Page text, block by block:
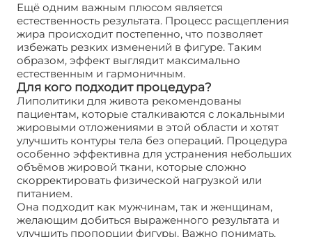
Ещё одним важным плюсом является
естественность результата. Процесс расщепления
жира происходит постепенно, что позволяет
избежать резких изменений в фигуре. Таким
образом, эффект выглядит максимально
естественным и гармоничным.
Для кого подходит процедура?
Липолитики для живота рекомендованы
пациентам, которые сталкиваются с локальными
жировыми отложениями в этой области и хотят
улучшить контуры тела без операций. Процедура
особенно эффективна для устранения небольших
объёмов жировой ткани, которые сложно
скорректировать физической нагрузкой или
питанием.
Она подходит как мужчинам, так и женщинам,
желающим добиться выраженного результата и
улучшить пропорции фигуры. Важно понимать,